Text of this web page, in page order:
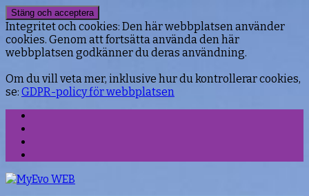
Integritet och cookies: Den här webbplatsen använder
cookies. Genom att fortsätta använda den här
webbplatsen godkänner du deras användning.
Om du vill veta mer, inklusive hur du kontrollerar cookies,
se: GDPR-policy för webbplatsen